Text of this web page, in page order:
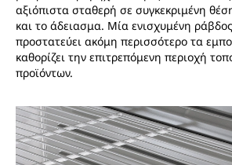
αξιόπιστα σταθερή σε συγκεκριμένη
και το άδειασμα. Μία ενισχυμένη
προστατεύει ακόμη περισσότερο τα
καθορίζει την επιτρεπόμενη περιοχή
προϊόντων.